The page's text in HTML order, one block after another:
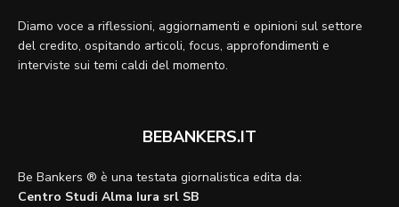
Diamo voce a riflessioni, aggiornamenti e opinioni sul settore
del credito, ospitando articoli, focus, approfondimenti e
interviste sui temi caldi del momento.
BEBANKERS.IT
Be Bankers ® è una testata giornalistica edita da:
Centro Studi Alma Iura srl SB